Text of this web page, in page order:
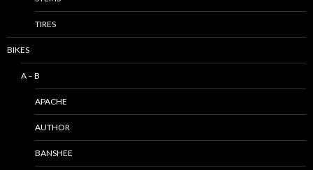
TIRES
BIKES
A – B
APACHE
AUTHOR
BANSHEE